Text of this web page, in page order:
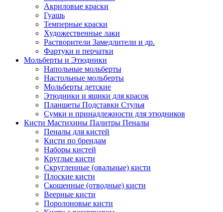
Акриловые краски
Гуашь
Темперные краски
Художественные лаки
Растворители Замедлители и др.
Фартуки и перчатки
Мольберты и Этюдники
Напольные мольберты
Настольные мольберты
Мольберты детские
Этюдники и ящики для красок
Планшеты Подставки Стулья
Сумки и принадлежности для этюдников
Кисти Мастихины Палитры Пеналы
Пеналы для кистей
Кисти по брендам
Наборы кистей
Круглые кисти
Скругленные (овальные) кисти
Плоские кисти
Скошенные (отводные) кисти
Веерные кисти
Поролоновые кисти